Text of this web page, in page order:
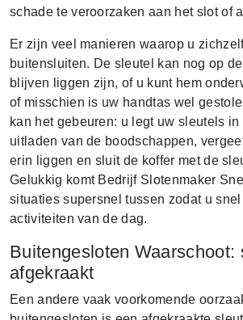
schade te veroorzaken aan het slot of
Er zijn veel manieren waarop u
buitensluiten. De sleutel kan nog op
blijven liggen zijn, of u kunt hem
of misschien is uw handtas wel
kan het gebeuren: u legt uw sleutels
uitladen van de boodschappen,
erin liggen en sluit de koffer met de
Gelukkig komt Bedrijf Slotenmaker
situaties supersnel tussen zodat u
activiteiten van de dag.
Buitengesloten Waarschoot:
afgekraakt
Een andere vaak voorkomende